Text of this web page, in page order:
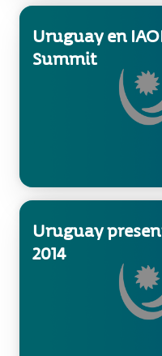
Uruguay en
Summit
Uruguay
2014